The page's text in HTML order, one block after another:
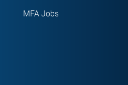
MFA Jobs